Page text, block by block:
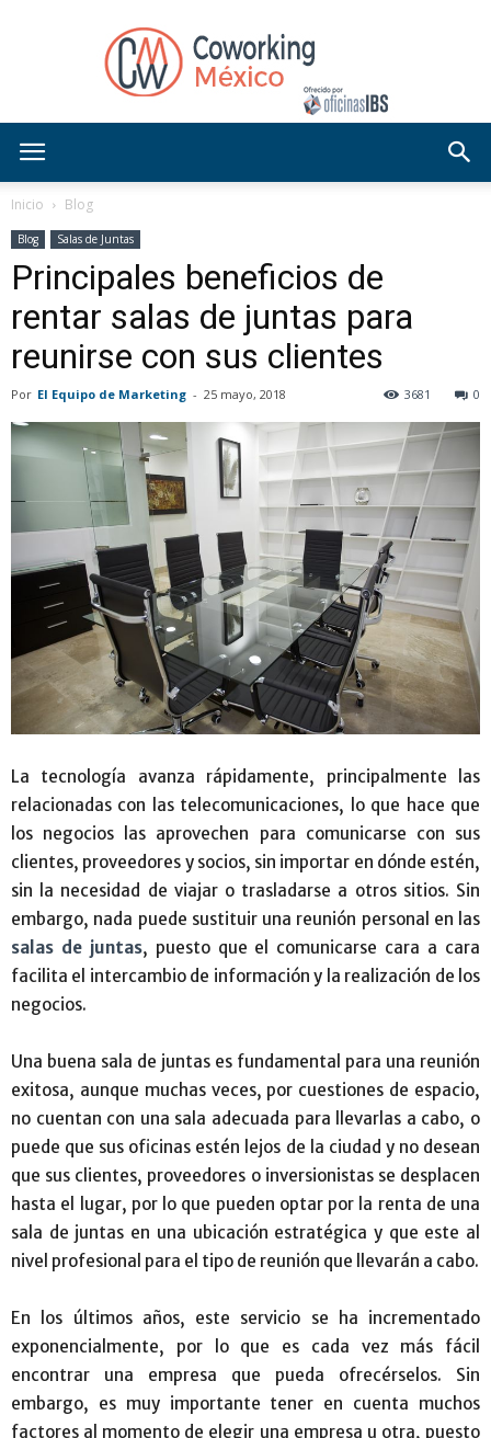
OficinasIBS
Inicio Blog
Blog Salas de Juntas
Principales beneficios de
rentar salas de juntas para
reunirse con sus clientes
Por El Equipo de Marketing - 25 mayo, 2018 0
3681
La tecnología avanza rápidamente, principalmente las
relacionadas con las telecomunicaciones, lo que hace que
los negocios las aprovechen para comunicarse con sus
clientes, proveedores y socios, sin importar en dónde estén,
sin la necesidad de viajar o trasladarse a otros sitios. Sin
embargo, nada puede sustituir una reunión personal en las
salas de juntas, puesto que el comunicarse cara a cara
facilita el intercambio de información y la realización de los
negocios.
Una buena sala de juntas es fundamental para una reunión
exitosa, aunque muchas veces, por cuestiones de espacio,
no cuentan con una sala adecuada para llevarlas a cabo, o
puede que sus oficinas estén lejos de la ciudad y no desean
que sus clientes, proveedores o inversionistas se desplacen
hasta el lugar, por lo que pueden optar por la renta de una
sala de juntas en una ubicación estratégica y que este al
nivel profesional para el tipo de reunión que llevarán a cabo.
En los últimos años, este servicio se ha incrementado
exponencialmente, por lo que es cada vez más fácil
encontrar una empresa que pueda ofrecérselos. Sin
embargo, es muy importante tener en cuenta muchos
factores al momento de elegir una empresa u otra, puesto